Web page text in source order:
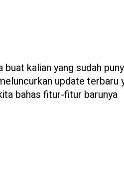
kalian yang sudah
update terbaru
bahas fitur-fitur barunya